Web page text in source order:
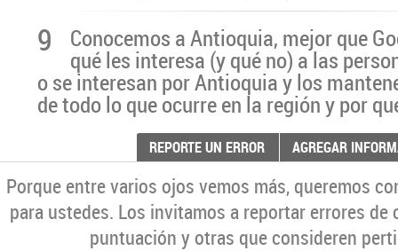
9 Conocemos a Antioquia, mejor que
qué les interesa (y qué no) a las
o se interesan por Antioquia y los
de todo lo que ocurre en la región y por
REPORTE UN ERROR AGREGAR
Porque entre varios ojos vemos más, queremos
para ustedes. Los invitamos a reportar errores
puntuación y otras que consideren